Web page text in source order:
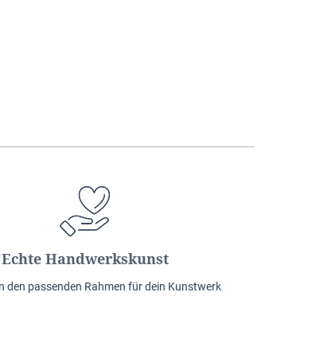
Echte Handwerkskunst
den passenden Rahmen für dein Kunstwerk